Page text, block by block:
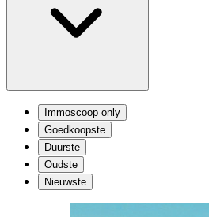
Immoscoop only
Goedkoopste
Duurste
Oudste
Nieuwste